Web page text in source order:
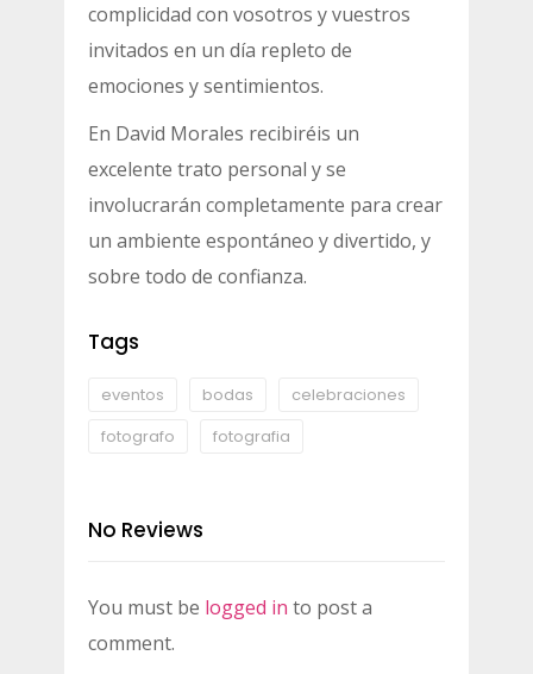
complicidad con vosotros y vuestros
invitados en un día repleto de
emociones y sentimientos.
En David Morales recibiréis un
excelente trato personal y se
involucrarán completamente para crear
un ambiente espontáneo y divertido, y
sobre todo de confianza.
Tags
eventos bodas
celebraciones
fotografo
fotografia
No Reviews
You must be logged in to post a
comment.